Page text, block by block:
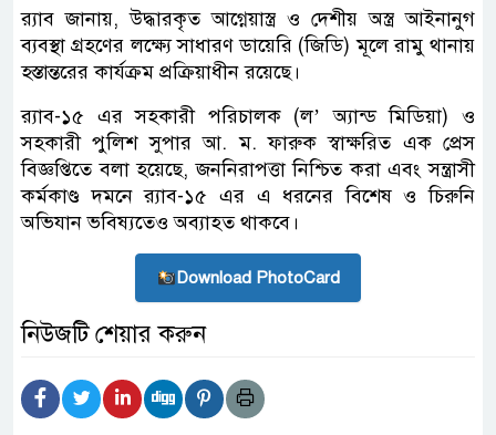
র‌্যাব জানায়, উদ্ধারকৃত আগ্নেয়াস্ত্র ও দেশীয় অস্ত্র আইনানুগ
ব্যবস্থা গ্রহণের লক্ষ্যে সাধারণ ডায়েরি (জিডি) মূলে রামু থানায়
হস্তান্তরের কার্যক্রম প্রক্রিয়াধীন রয়েছে।
র‌্যাব-১৫ এর সহকারী পরিচালক (ল’ অ্যান্ড মিডিয়া) ও
সহকারী পুলিশ সুপার আ. ম. ফারুক স্বাক্ষরিত এক প্রেস
বিজ্ঞপ্তিতে বলা হয়েছে, জননিরাপত্তা নিশ্চিত করা এবং সন্ত্রাসী
কর্মকাণ্ড দমনে র‌্যাব-১৫ এর এ ধরনের বিশেষ ও চিরুনি
অভিযান ভবিষ্যতেও অব্যাহত থাকবে।
Download PhotoCard
নিউজটি শেয়ার করুন